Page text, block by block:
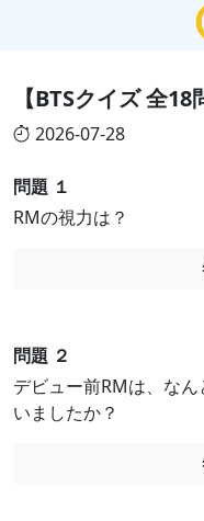
【BTSクイズ 全
2026-07-28
問題 １
RMの視力は？
問題 ２
デビュー前RMは、な
いましたか？